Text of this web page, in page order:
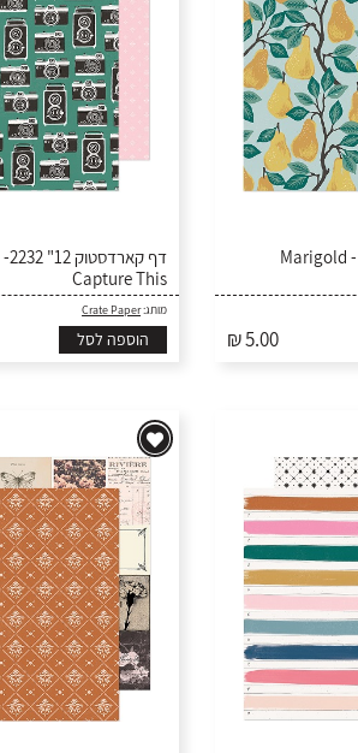
דף קארדסטוק 12" 2226- Marigold -
₪ 5.00
Capture This
מותג:Crate Paper
הוספה לסל